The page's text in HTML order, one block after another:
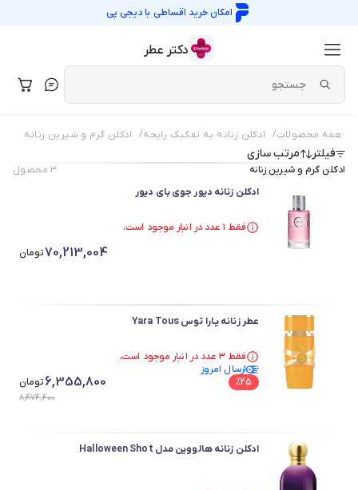
امکان خرید اقساطی بادیجی پی
دکتر عطر
همه محصولات/ ادکلن زنانه به تفکیک رایحه/ ادکلن گرم و شیرین زنانه
فیلتر مرتب سازی
ادکلن گرم و شیرین زنانه ۳محصول
ادکلن زنانه دیور جوی بای دیور
فقط ۱ عدد در انبار موجود است.
70,213,004تومان
عطر زنانه یـارا توس Yara Tous
فقط ۳ عدد در انبار موجود است.
در سبد خرید بیش از ۴۰ نفر.
فقط ۳ عدد در انبار موجود است.
ارسال امروز
%25
6,355,800تومان
8,474,400
ادکلن زنانه هالووین مدل Halloween Shot